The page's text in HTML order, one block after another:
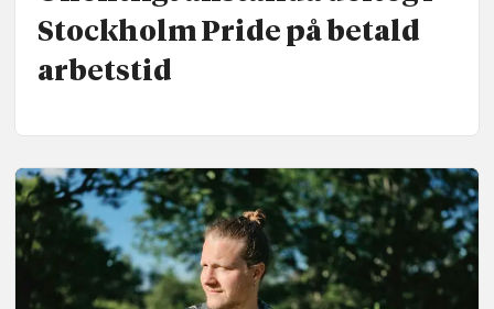
Stockholm Pride på betald
arbetstid